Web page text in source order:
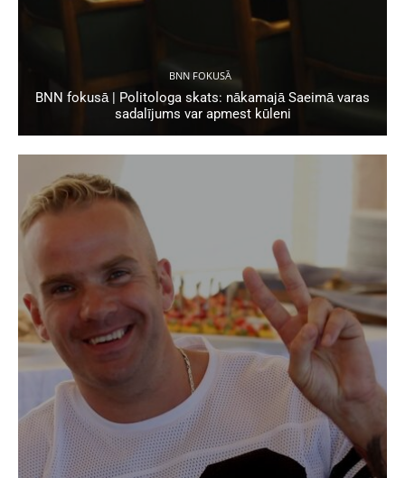
BNN FOKUSĀ
BNN fokusā | Politologa skats: nākamajā Saeimā varas
sadalījums var apmest kūleni